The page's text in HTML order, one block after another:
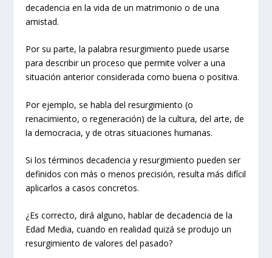
decadencia en la vida de un matrimonio o de una
amistad.
Por su parte, la palabra resurgimiento puede usarse
para describir un proceso que permite volver a una
situación anterior considerada como buena o positiva.
Por ejemplo, se habla del resurgimiento (o
renacimiento, o regeneración) de la cultura, del arte, de
la democracia, y de otras situaciones humanas.
Si los términos decadencia y resurgimiento pueden ser
definidos con más o menos precisión, resulta más difícil
aplicarlos a casos concretos.
¿Es correcto, dirá alguno, hablar de decadencia de la
Edad Media, cuando en realidad quizá se produjo un
resurgimiento de valores del pasado?